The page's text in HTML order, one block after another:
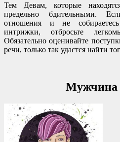
Тем Девам, которые
предельно бдительными.
отношения и не
интрижки, отбросьте
Обязательно оценивайте
речи, только так удастся найти
Мужчина